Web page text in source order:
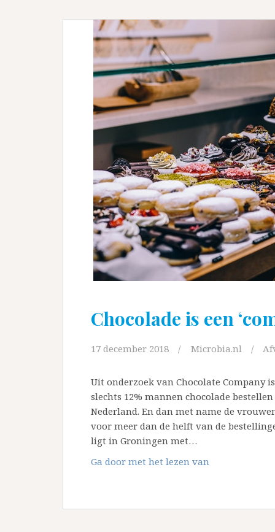
Chocolade is een
17 december 2018 Microbia.nl
Uit onderzoek van Chocolate Company
slechts 12% mannen chocolade
Nederland. En dan met name de
voor meer dan de helft van de
ligt in Groningen met…
Ga door met het lezen van